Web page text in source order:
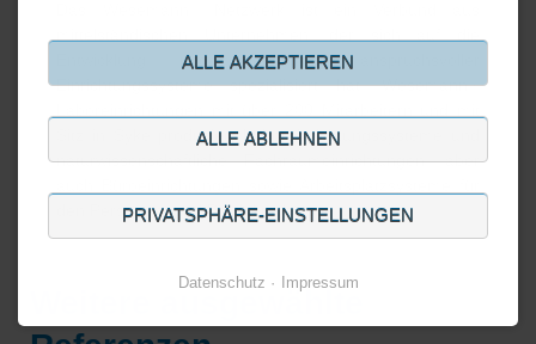
Entwicklung und Herstellung anspruchsvoller
Einrichtungssysteme spezialisiert hat. Wesemann®
Sitz in Syke produziert Laboreinrichtungssysteme und
naturwissenschaftliche Fachraumeinrichtungen, aber
den Personen- und Produktschutz.
Weitere ausgewählte
ALLE AKZEPTIEREN
ALLE ABLEHNEN
PRIVATSPHÄRE-EINSTELLUNGEN
Datenschutz Impressum